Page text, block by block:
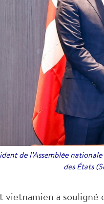
de l’Assemblée
des États
vietnamien a